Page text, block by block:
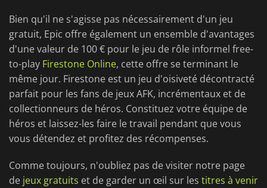
Bien qu'il ne s'agisse pas nécessairement d'un jeu
gratuit, Epic offre également un ensemble d'avantages
d'une valeur de 100 € pour le jeu de rôle informel free-
to-play Firestone Online, cette offre se terminant le
même jour. Firestone est un jeu d'oisiveté décontracté
parfait pour les fans de jeux AFK, incrémentaux et de
collectionneurs de héros. Constituez votre équipe de
héros et laissez-les faire le travail pendant que vous
vous détendez et profitez des récompenses.
Comme toujours, n'oubliez pas de visiter notre page
de jeux gratuits et de garder un œil sur les titres à venir